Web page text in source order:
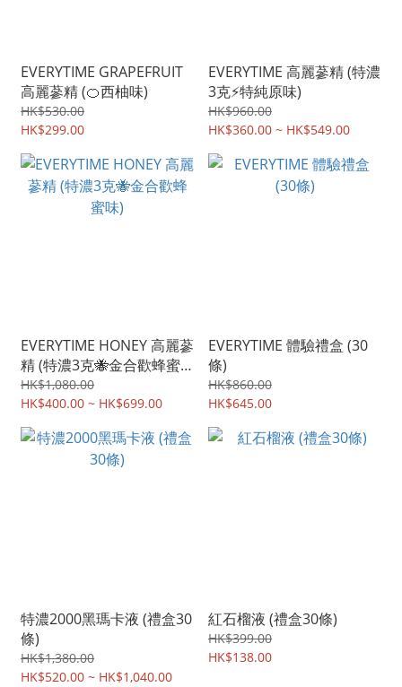
EVERYTIME GRAPEFRUIT
高麗蔘精 (🍊西柚味)
HK$530.00
HK$299.00
EVERYTIME 高麗蔘精 (特濃
3克⚡特純原味)
HK$960.00
HK$360.00 ~ HK$549.00
EVERYTIME HONEY 高麗蔘
精 (特濃3克🐝金合歡蜂蜜
味)
HK$1,080.00
HK$400.00 ~ HK$699.00
EVERYTIME 體驗禮盒 (30
條)
HK$860.00
HK$645.00
特濃2000黑瑪卡液 (禮盒30
條)
HK$1,380.00
HK$520.00 ~ HK$1,040.00
紅石榴液 (禮盒30條)
HK$399.00
HK$138.00